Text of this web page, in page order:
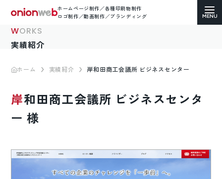
ホームページ制作／各種印刷物制作
ロゴ制作／動画制作／ブランディング
コーポレートサイト
LP（ランディングページ）制作
WORKS
実績紹介
ホーム 実績紹介 岸和田商工会議所 ビジネスセンター
岸和田商工会議所 ビジネスセンタ
ー 様